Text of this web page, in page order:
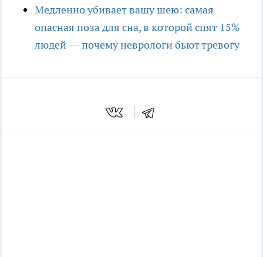
Медленно убивает вашу шею: самая
опасная поза для сна, в которой спят 15%
людей — почему неврологи бьют тревогу